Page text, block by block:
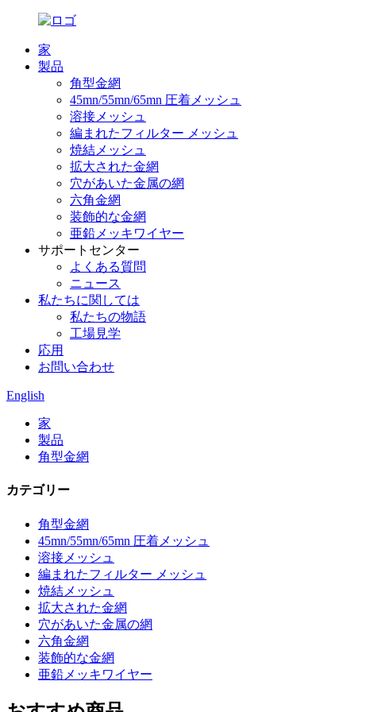
家
製品
角型金網
45mn/55mn/65mn 圧着メッシュ
溶接メッシュ
編まれたフィルター メッシュ
焼結メッシュ
拡大された金網
穴があいた金属の網
六角金網
装飾的な金網
亜鉛メッキワイヤー
サポートセンター
よくある質問
ニュース
私たちに関しては
私たちの物語
工場見学
応用
お問い合わせ
English
家
製品
角型金網
カテゴリー
角型金網
45mn/55mn/65mn 圧着メッシュ
溶接メッシュ
編まれたフィルター メッシュ
焼結メッシュ
拡大された金網
穴があいた金属の網
六角金網
装飾的な金網
亜鉛メッキワイヤー